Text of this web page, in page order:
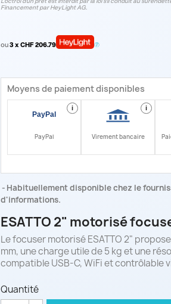
L'octroi d'un prêt est interdit par la loi s'il conduit au
Financement par HeyLight AG.
ou3 x CHF 206.79
Moyens de paiement disponibles
i
PayPal
i
Virement bancaire
Habituellement disponible chez le
d'informations.
ESATTO 2" motorisé
Le focuser motorisé ESATTO 2"
mm, une charge utile de 5 kg et une
compatible USB-C, WiFi et contrôlable
Quantité